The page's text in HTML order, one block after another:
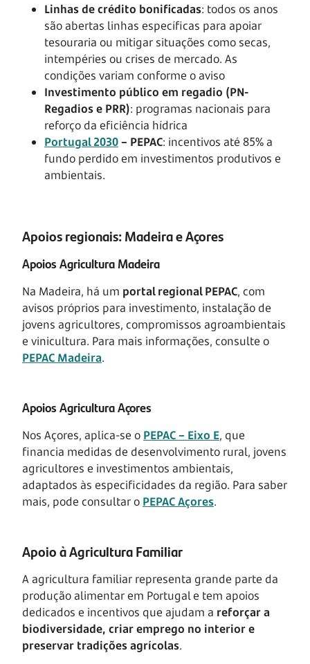
Linhas de crédito bonificadas: todos os anos
são abertas linhas específicas para apoiar
tesouraria ou mitigar situações como secas,
intempéries ou crises de mercado. As
condições variam conforme o aviso
Investimento público em regadio (PN-
Regadios e PRR): programas nacionais para
reforço da eficiência hídrica
Portugal 2030– PEPAC: incentivos até 85% a
fundo perdido em investimentos produtivos e
ambientais.
Apoios regionais: Madeira e Açores
Apoios Agricultura Madeira
Na Madeira, há um portal regional PEPAC, com
avisos próprios para investimento, instalação de
jovens agricultores, compromissos agroambientais
e vinicultura. Para mais informações, consulte o
PEPAC Madeira.
Apoios Agricultura Açores
Nos Açores, aplica-se o PEPAC – Eixo E, que
financia medidas de desenvolvimento rural, jovens
agricultores e investimentos ambientais,
adaptados às especificidades da região. Para saber
mais, pode consultar o PEPAC Açores.
Apoio à Agricultura Familiar
A agricultura familiar representa grande parte da
produção alimentar em Portugal e tem apoios
dedicados e incentivos que ajudam a reforçar a
biodiversidade, criar emprego no interior e
preservar tradições agrícolas.